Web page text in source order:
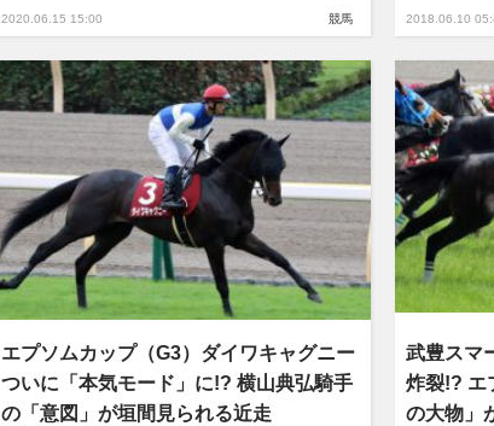
2020.06.15 15:00 競馬 2018.06.10
エプソムカップ（G3）ダイワキャグニー
ついに「本気モード」に!? 横山典弘騎手
の「意図」が垣間見られる近走
武豊スマ
炸裂!? エ
の大物」